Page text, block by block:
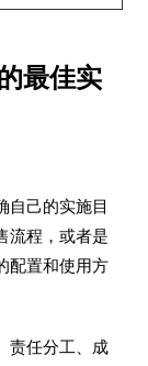
最佳实
自己的实施目
流程，或者是
配置和使用方
责任分工、成